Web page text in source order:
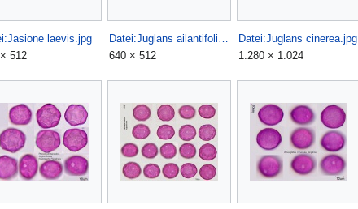
laevis.jpg
512
640 × 512
Datei:Juglans cinerea.jpg
1.280 × 1.024